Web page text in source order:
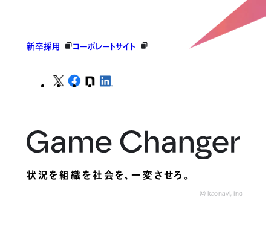
新卒採用 コーポレートサイト
状況を組織を社会を、一変させろ。
© kaonavi, Inc